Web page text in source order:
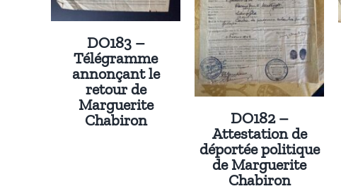
DO183 –
Télégramme
annonçant le
retour de
Marguerite
Chabiron
DO182 –
Attestation de
déportée politique
de Marguerite
Chabiron